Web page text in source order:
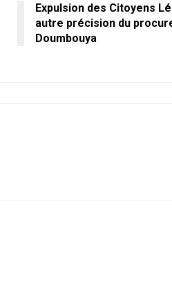
Expulsion des Citoyens
autre précision du
Doumbouya